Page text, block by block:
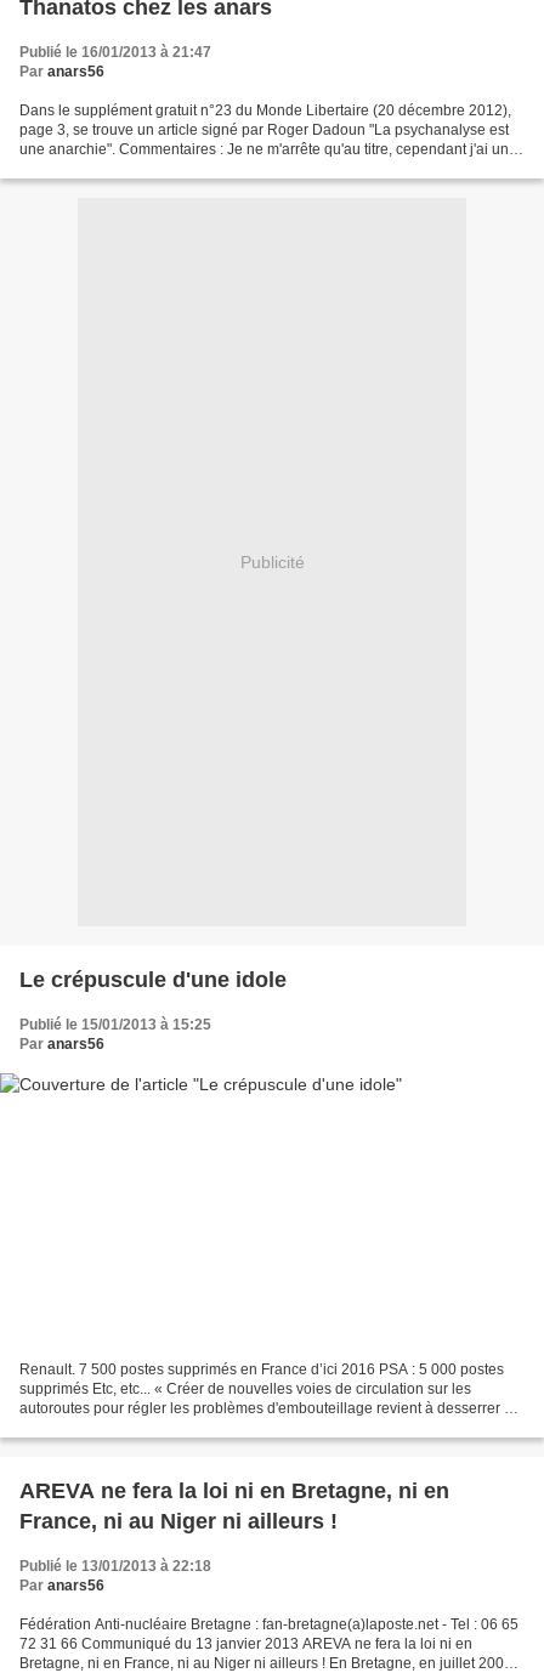
Thanatos chez les anars
Publié le 16/01/2013 à 21:47
Par anars56
Dans le supplément gratuit n°23 du Monde Libertaire (20 décembre 2012),
page 3, se trouve un article signé par Roger Dadoun "La psychanalyse est
une anarchie". Commentaires : Je ne m'arrête qu'au titre, cependant j'ai un
Publicité
Le crépuscule d'une idole
Publié le 15/01/2013 à 15:25
Par anars56
Renault. 7 500 postes supprimés en France d’ici 2016 PSA : 5 000 postes
supprimés Etc, etc... « Créer de nouvelles voies de circulation sur les
autoroutes pour régler les problèmes d'embouteillage revient à desserrer sa
AREVA ne fera la loi ni en Bretagne, ni en
France, ni au Niger ni ailleurs !
Publié le 13/01/2013 à 22:18
Par anars56
Fédération Anti-nucléaire Bretagne : fan-bretagne(a)laposte.net - Tel : 06 65
72 31 66 Communiqué du 13 janvier 2013 AREVA ne fera la loi ni en
Bretagne, ni en France, ni au Niger ni ailleurs ! En Bretagne, en juillet 2008 ,